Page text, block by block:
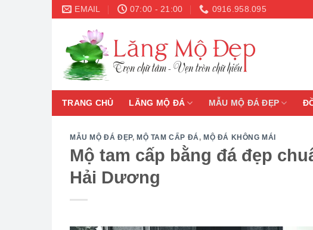
Skip
content
EMAIL 07:00 - 21:00 0916.958.095
TRANG CHỦ LĂNG MỘ ĐÁ MẪU MỘ ĐÁ ĐẸP
MẪU MỘ ĐÁ ĐẸP, MỘ TAM CẤP ĐÁ, MỘ ĐÁ KHÔNG MÁI
Mộ tam cấp bằng đá đẹp
Hải Dương